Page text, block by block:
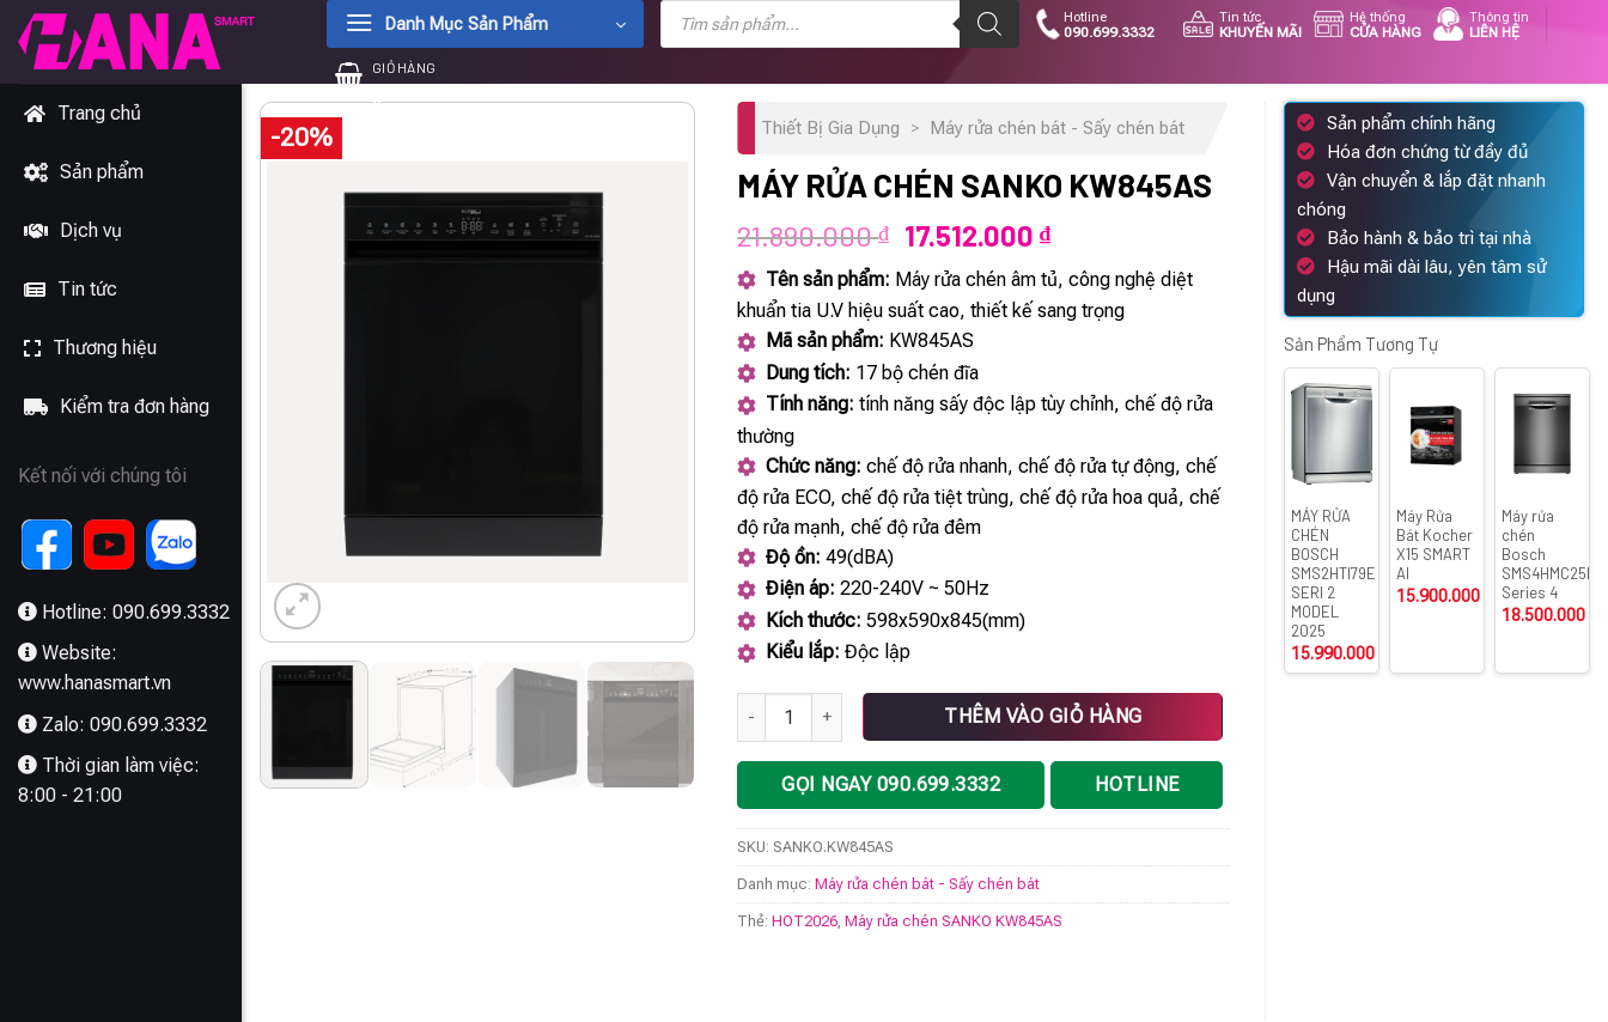
Chuyển
đến
dung
Danh Mục Sản Phẩm
Tìm
kiếm
phẩm
Hotline
090.699.3332
Tin tức
KHUYẾN MÃI
Hệ thống
CỬA HÀNG
Thông tin
LIÊN HỆ
GIỎ HÀNG
0₫
Trang chủ
Sản phẩm
Dịch vụ
Tin tức
Thương hiệu
Kiểm tra đơn hàng
Kết nối với chúng tôi
Hotline: 090.699.3332
Website:
www.hanasmart.vn
Zalo: 090.699.3332
Thời gian làm việc:
8:00 - 21:00
-20% Thiết Bị Gia Dụng > Máy rửa chén bát - Sấy chén bát
MÁY RỬA CHÉN SANKO KW845AS
21.890.000₫
Giá
gốc
là:
21.890.000 ₫.
17.512.000 ₫Giá
hiện
tại
là:
Tên sản phẩm: Máy rửa chén âm tủ, công nghệ diệt
khuẩn tia U.V hiệu suất cao, thiết kế sang trọng
Mã sản phẩm: KW845AS
Dung tích: 17 bộ chén đĩa
Tính năng: tính năng sấy độc lập tùy chỉnh, chế độ rửa
thường
Chức năng:chế độ rửa nhanh, chế độ rửa tự động, chế
độ rửa ECO, chế độ rửa tiệt trùng, chế độ rửa hoa quả, chế
độ rửa mạnh, chế độ rửa đêm
Độ ồn: 49(dBA)
Điện áp: 220-240V ~ 50Hz
Kích thước: 598x590x845(mm)
Kiểu lắp: Độc lập
Máy rửa chén SANKO KW845AS số lượng
THÊM VÀO GIỎ HÀNG
GỌI NGAY 090.699.3332 HOTLINE
SKU: SANKO.KW845AS
Danh mục:Máy rửa chén bát - Sấy chén bát
Thẻ:HOT2026 ,Máy rửa chén SANKO KW845AS
Sản phẩm chính hãng
Hóa đơn chứng từ đầy đủ
Vận chuyển & lắp đặt nhanh
chóng
Bảo hành & bảo trì tại nhà
Hậu mãi dài lâu, yên tâm sử
dụng
Sản Phẩm Tương Tự
MÁY RỬA
CHÉN
BOSCH
SMS2HTI79E
SERI 2
MODEL
2025
15.990.000
Máy Rửa
Bát Kocher
X15 SMART
AI
15.900.000
Máy rửa
chén
Bosch
SMS4HMC25M
Series 4
18.500.000